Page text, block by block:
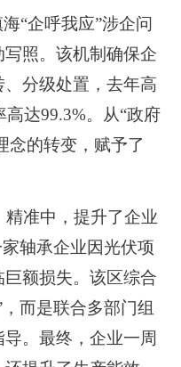
“企呼我应”涉企问
照。该机制确保企
分级处置，去年高
达99.3%。从“政府
念的转变，赋予了
准中，提升了企业
轴承企业因光伏项
额损失。该区综合
而是联合多部门组
。最终，企业一周